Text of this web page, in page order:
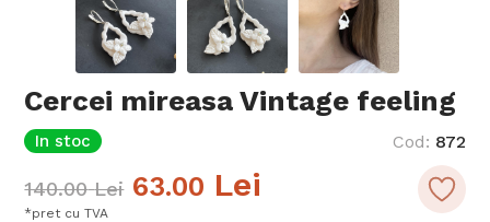
Cercei mireasa Vintage feeling
In stoc Cod: 872
140.00 Lei 63.00 Lei
*pret cu TVA